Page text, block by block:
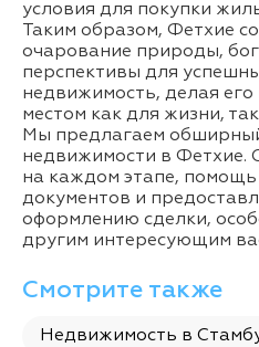
условия для покупки
Таким образом, Фетхие
очарование природы,
перспективы для
недвижимость, делая
местом как для жизни,
Мы предлагаем
недвижимости в Фетхие.
на каждом этапе, помощь
документов и
оформлению сделки,
другим интересующим
Смотрите также
Недвижимость в